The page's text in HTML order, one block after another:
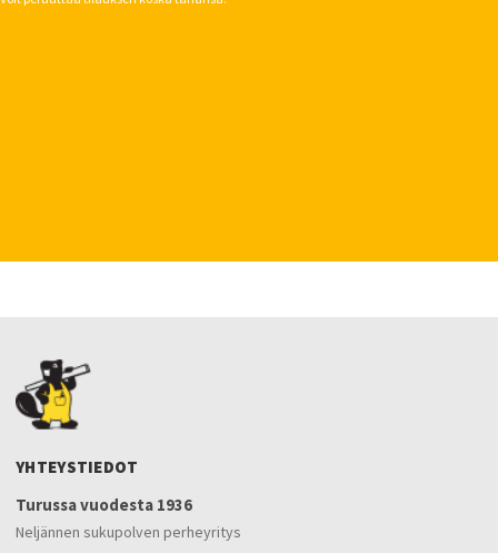
YHTEYSTIEDOT
Turussa vuodesta 1936
Neljännen sukupolven perheyritys